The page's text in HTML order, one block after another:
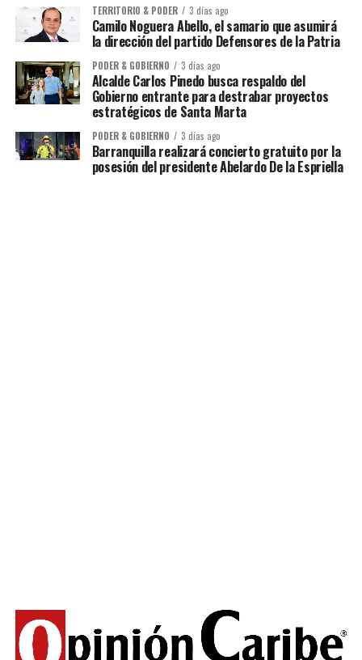
TERRITORIO & PODER 3 días ago
Camilo Noguera Abello, el samario que asumirá
la dirección del partido Defensores de la Patria
PODER & GOBIERNO 3 días ago
Alcalde Carlos Pinedo busca respaldo del
Gobierno entrante para destrabar proyectos
estratégicos de Santa Marta
PODER & GOBIERNO 3 días ago
Barranquilla realizará concierto gratuito por la
posesión del presidente Abelardo De la Espriella